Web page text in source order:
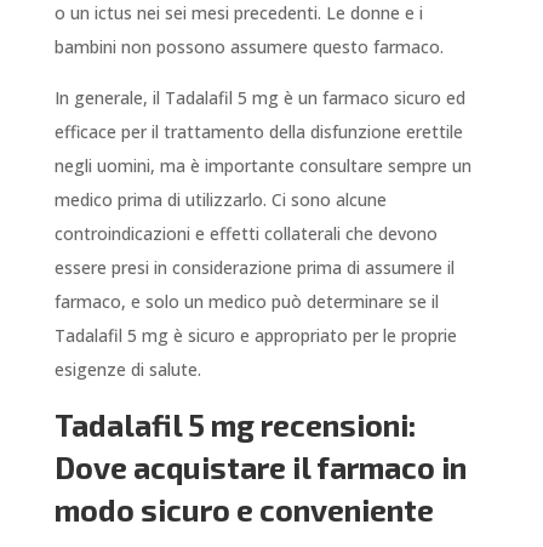
o un ictus nei sei mesi precedenti. Le donne e i
bambini non possono assumere questo farmaco.
In generale, il Tadalafil 5 mg è un farmaco sicuro ed
efficace per il trattamento della disfunzione erettile
negli uomini, ma è importante consultare sempre un
medico prima di utilizzarlo. Ci sono alcune
controindicazioni e effetti collaterali che devono
essere presi in considerazione prima di assumere il
farmaco, e solo un medico può determinare se il
Tadalafil 5 mg è sicuro e appropriato per le proprie
esigenze di salute.
Tadalafil 5 mg recensioni:
Dove acquistare il farmaco in
modo sicuro e conveniente